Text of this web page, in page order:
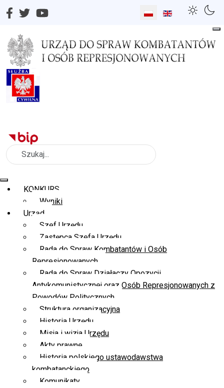
Wybierz swój język
Szukaj
KONKURS
Wyniki
Urząd
Szef Urzędu
Zastępca Szefa Urzędu
Rada do Spraw Kombatantów i Osób
Represjonowanych
Rada do Spraw Działaczy Opozycji
Antykomunistycznej oraz Osób Represjonowanych z
Powodów Politycznych
Struktura organizacyjna
Historia Urzędu
Misja i wizja Urzędu
Akty prawne
Historia polskiego ustawodawstwa
kombatanckiego
Komunikaty